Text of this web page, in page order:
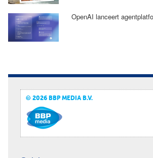
OpenAI lanceert
© 2026 BBP MEDIA B.V.